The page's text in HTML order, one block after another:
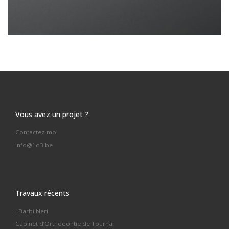
Vous avez un projet ?
Contactez-moi
info@1d3.be
Travaux récents
I Barbi Neri
Cabinet d’Orthodontie de Tournai